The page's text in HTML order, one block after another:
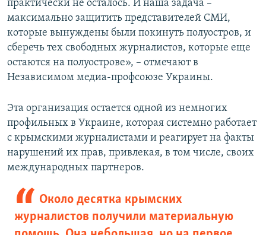
практически не осталось. И наша задача –
максимально защитить представителей СМИ,
которые вынуждены были покинуть полуостров, и
сберечь тех свободных журналистов, которые еще
остаются на полуострове», – отмечают в
Независимом медиа-профсоюзе Украины.
Эта организация остается одной из немногих
профильных в Украине, которая системно работает
с крымскими журналистами и реагирует на факты
нарушений их прав, привлекая, в том числе, своих
международных партнеров.
Около десятка крымских
журналистов получили материальную